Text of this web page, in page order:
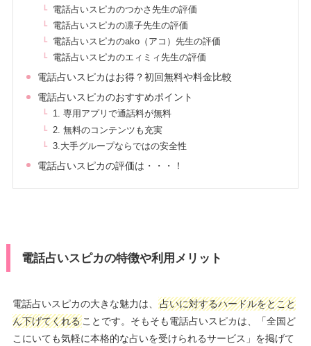
電話占いスピカのつかさ先生の評価
電話占いスピカの凛子先生の評価
電話占いスピカのako（アコ）先生の評価
電話占いスピカのエィミィ先生の評価
電話占いスピカはお得？初回無料や料金比較
電話占いスピカのおすすめポイント
1. 専用アプリで通話料が無料
2. 無料のコンテンツも充実
3.大手グループならではの安全性
電話占いスピカの評価は・・・！
電話占いスピカの特徴や利用メリット
電話占いスピカの大きな魅力は、
占いに対するハードルをとこと
ん下げてくれることです。そもそも電話占いスピカは、「全国ど
こにいても気軽に本格的な占いを受けられるサービス」を掲げて